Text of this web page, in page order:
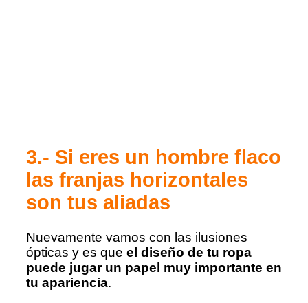
3.- Si eres un hombre flaco
las franjas horizontales
son tus aliadas
Nuevamente vamos con las ilusiones
ópticas y es que el diseño de tu ropa
puede jugar un papel muy importante en
tu apariencia.